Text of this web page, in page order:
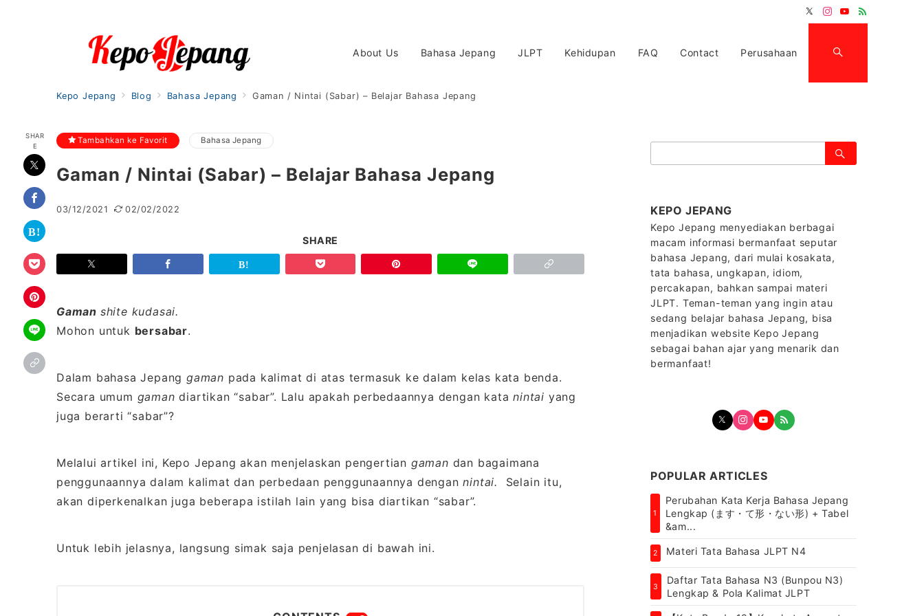
About Us Bahasa Jepang JLPT Kehidupan FAQ Contact Perusahaan
Kepo Jepang Blog Bahasa Jepang Gaman / Nintai (Sabar) – Belajar Bahasa Jepang
SHAR
E
Tambahkan ke Favorit Bahasa Jepang
Gaman / Nintai (Sabar) – Belajar Bahasa Jepang
03/12/2021 02/02/2022
SHARE
Gaman shite kudasai.
Mohon untuk bersabar.
Dalam bahasa Jepang gaman pada kalimat di atas termasuk ke dalam kelas kata benda.
Secara umum gaman diartikan “sabar”. Lalu apakah perbedaannya dengan katanintai yang
juga berarti “sabar”?
Melalui artikel ini, Kepo Jepang akan menjelaskan pengertian gaman dan bagaimana
penggunaannya dalam kalimat dan perbedaan penggunaannya dengannintai.
Selain itu,
akan diperkenalkan juga beberapa istilah lain yang bisa diartikan “sabar”.
Untuk lebih jelasnya, langsung simak saja penjelasan di bawah ini.
索：
KEPO JEPANG
Kepo Jepang menyediakan berbagai
macam informasi bermanfaat seputar
bahasa Jepang, dari mulai kosakata,
tata bahasa, ungkapan, idiom,
percakapan, bahkan sampai materi
JLPT. Teman-teman yang ingin atau
sedang belajar bahasa Jepang, bisa
menjadikan website Kepo Jepang
sebagai bahan ajar yang menarik dan
bermanfaat!
POPULAR ARTICLES
1
Perubahan Kata Kerja Bahasa Jepang
Lengkap (ます・て形・ない形) + Tabel
&am...
2 Materi Tata Bahasa JLPT N4
3
Daftar Tata Bahasa N3 (Bunpou N3)
Lengkap & Pola Kalimat JLPT